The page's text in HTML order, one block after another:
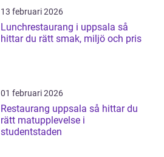
13 februari 2026
Lunchrestaurang i uppsala så
hittar du rätt smak, miljö och pris
01 februari 2026
Restaurang uppsala så hittar du
rätt matupplevelse i
studentstaden